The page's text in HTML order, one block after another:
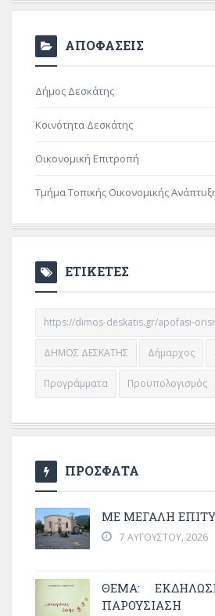
ΑΠΟΦΑΣΕΙΣ
Δήμος Δεσκάτης
Κοινότητα Δεσκάτης
Οικονομική Επιτροπή
Τμήμα Τοπικής Οικονομικής
ΕΤΙΚΕΤΕΣ
https://dimos-deskatis.gr/apofasi-
ΔΗΜΟΣ ΔΕΣΚΑΤΗΣ Δήμαρχος
Προγράμματα Προϋπολογισμός
ΠΡΟΣΦΑΤΑ
ΜΕ ΜΕΓΆΛΗ
7 ΑΥΓΟΎΣΤΟΥ, 2026
ΘΈΜΑ:
ΠΑΡΟΥΣΊΑΣΗ